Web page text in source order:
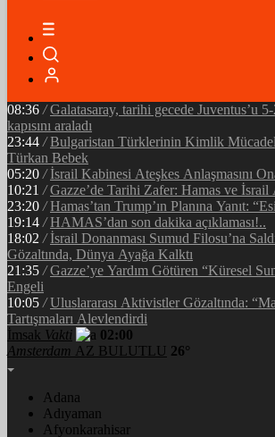
05:34 / Ramazan’ın Bereketi Yarenler İftarıyla
08:36 / Galatasaray, tarihi gecede Juventus’u
kapısını araladı
23:44 / Bulgaristan Türklerinin Kimlik
Türkan Bebek
05:20 / İsrail Kabinesi Ateşkes Anlaşmasını
10:21 / Gazze’de Tarihi Zafer: Hamas ve İsrail
23:20 / Hamas’tan Trump’ın Planına Yanıt:
19:14 / HAMAS’dan son dakika açıklaması!..
18:02 / İsrail Donanması Sumud Filosu’na
Gözaltında, Dünya Ayağa Kalktı
21:35 / Gazze’ye Yardım Götüren “Küresel
Engeli
10:05 / Uluslararası Aktivistler Gözaltında:
Tartışmaları Alevlendirdi
İmsak Vakti
02:00
Amsterdam AZ BULUTLU 26°
Adana
Adıyaman
Afyonkarahisar